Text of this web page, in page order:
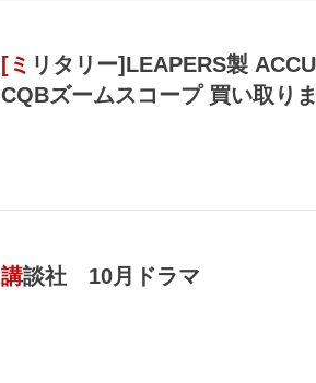
[ミリタリー]LEAPERS製 ACCUSHOT 1-4X28 30mm
CQBズームスコープ 買い取り
講談社 10月ドラマ